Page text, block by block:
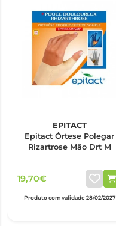
EPITACT
Epitact Órtese Polegar
Rizartrose Mão Drt M
19,70€
Produto com validade 28/02/2027